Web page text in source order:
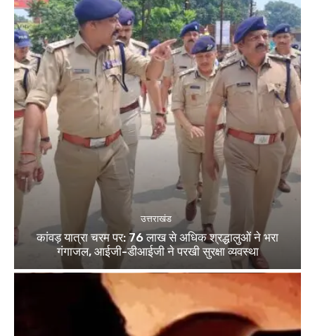
उत्तराखंड
कांवड़ यात्रा चरम पर: 76 लाख से अधिक श्रद्धालुओं ने भरा
गंगाजल, आईजी-डीआईजी ने परखी सुरक्षा व्यवस्था